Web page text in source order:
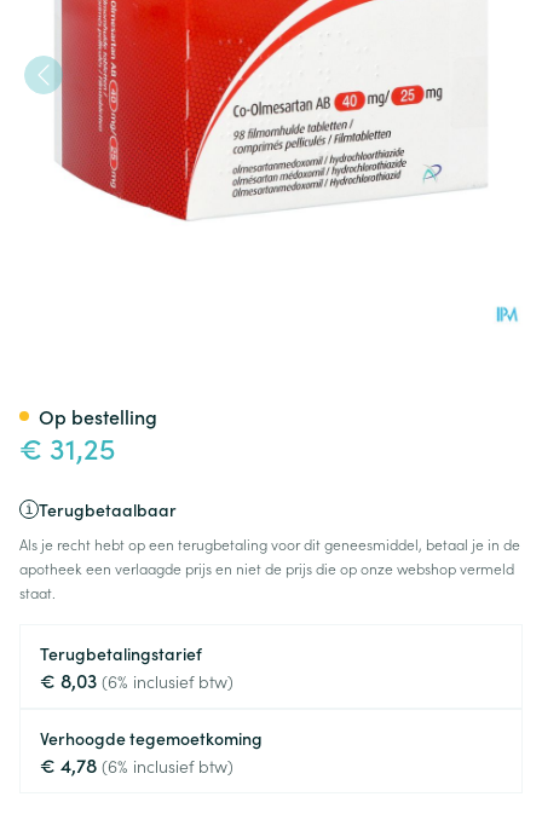
€ 31,25
Terugbetaalbaar
Als je recht hebt op een terugbetaling voor dit geneesmiddel, betaal je in de
apotheek een verlaagde prijs en niet de prijs die op onze webshop vermeld
staat.
Terugbetalingstarief
€ 8,03 (6% inclusief btw)
Verhoogde tegemoetkoming
€ 4,78 (6% inclusief btw)
Op bestelling